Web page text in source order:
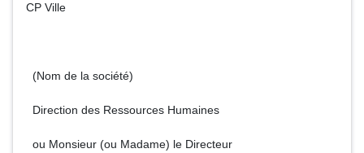
CP Ville
(Nom de la société)
Direction des Ressources Humaines
ou Monsieur (ou Madame) le Directeur